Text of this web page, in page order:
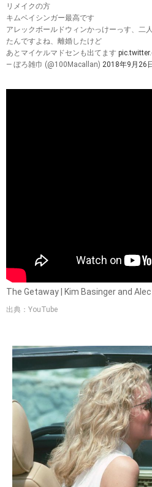
リメイクの方
キムベイシンガー最高です
アレックボールドウィンかっけーっす、二
たんですよね、離婚したけど
あとマイケルマドセンも出てます
— ぼろ雑巾 (@100Macallan) 2018年9月26日
The Getaway | Kim Basinger and
出典：YouTube